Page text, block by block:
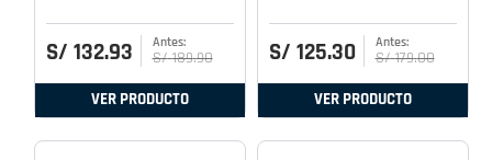
S/ 132.93 S/ 189.90
VER PRODUCTO
S/ 125.30 S/ 179.00
VER PRODUCTO